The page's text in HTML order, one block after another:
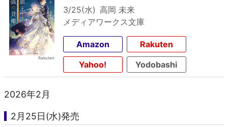
3/25(水) 高岡 未来
メディアワークス文庫
Amazon
Rakuten
Yahoo!
Yodobashi
2026年2月
2月25日(水)発売